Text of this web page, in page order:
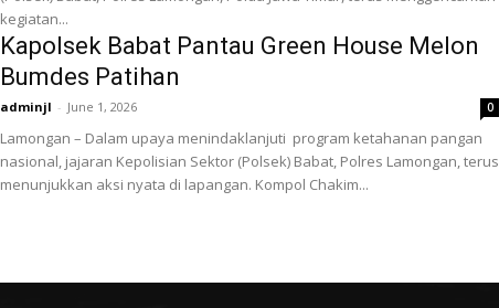
kegiatan...
Kapolsek Babat Pantau Green House Melon
Bumdes Patihan
adminjl - June 1, 2026 0
Lamongan – Dalam upaya menindaklanjuti program ketahanan pangan
nasional, jajaran Kepolisian Sektor (Polsek) Babat, Polres Lamongan, terus
menunjukkan aksi nyata di lapangan. Kompol Chakim...